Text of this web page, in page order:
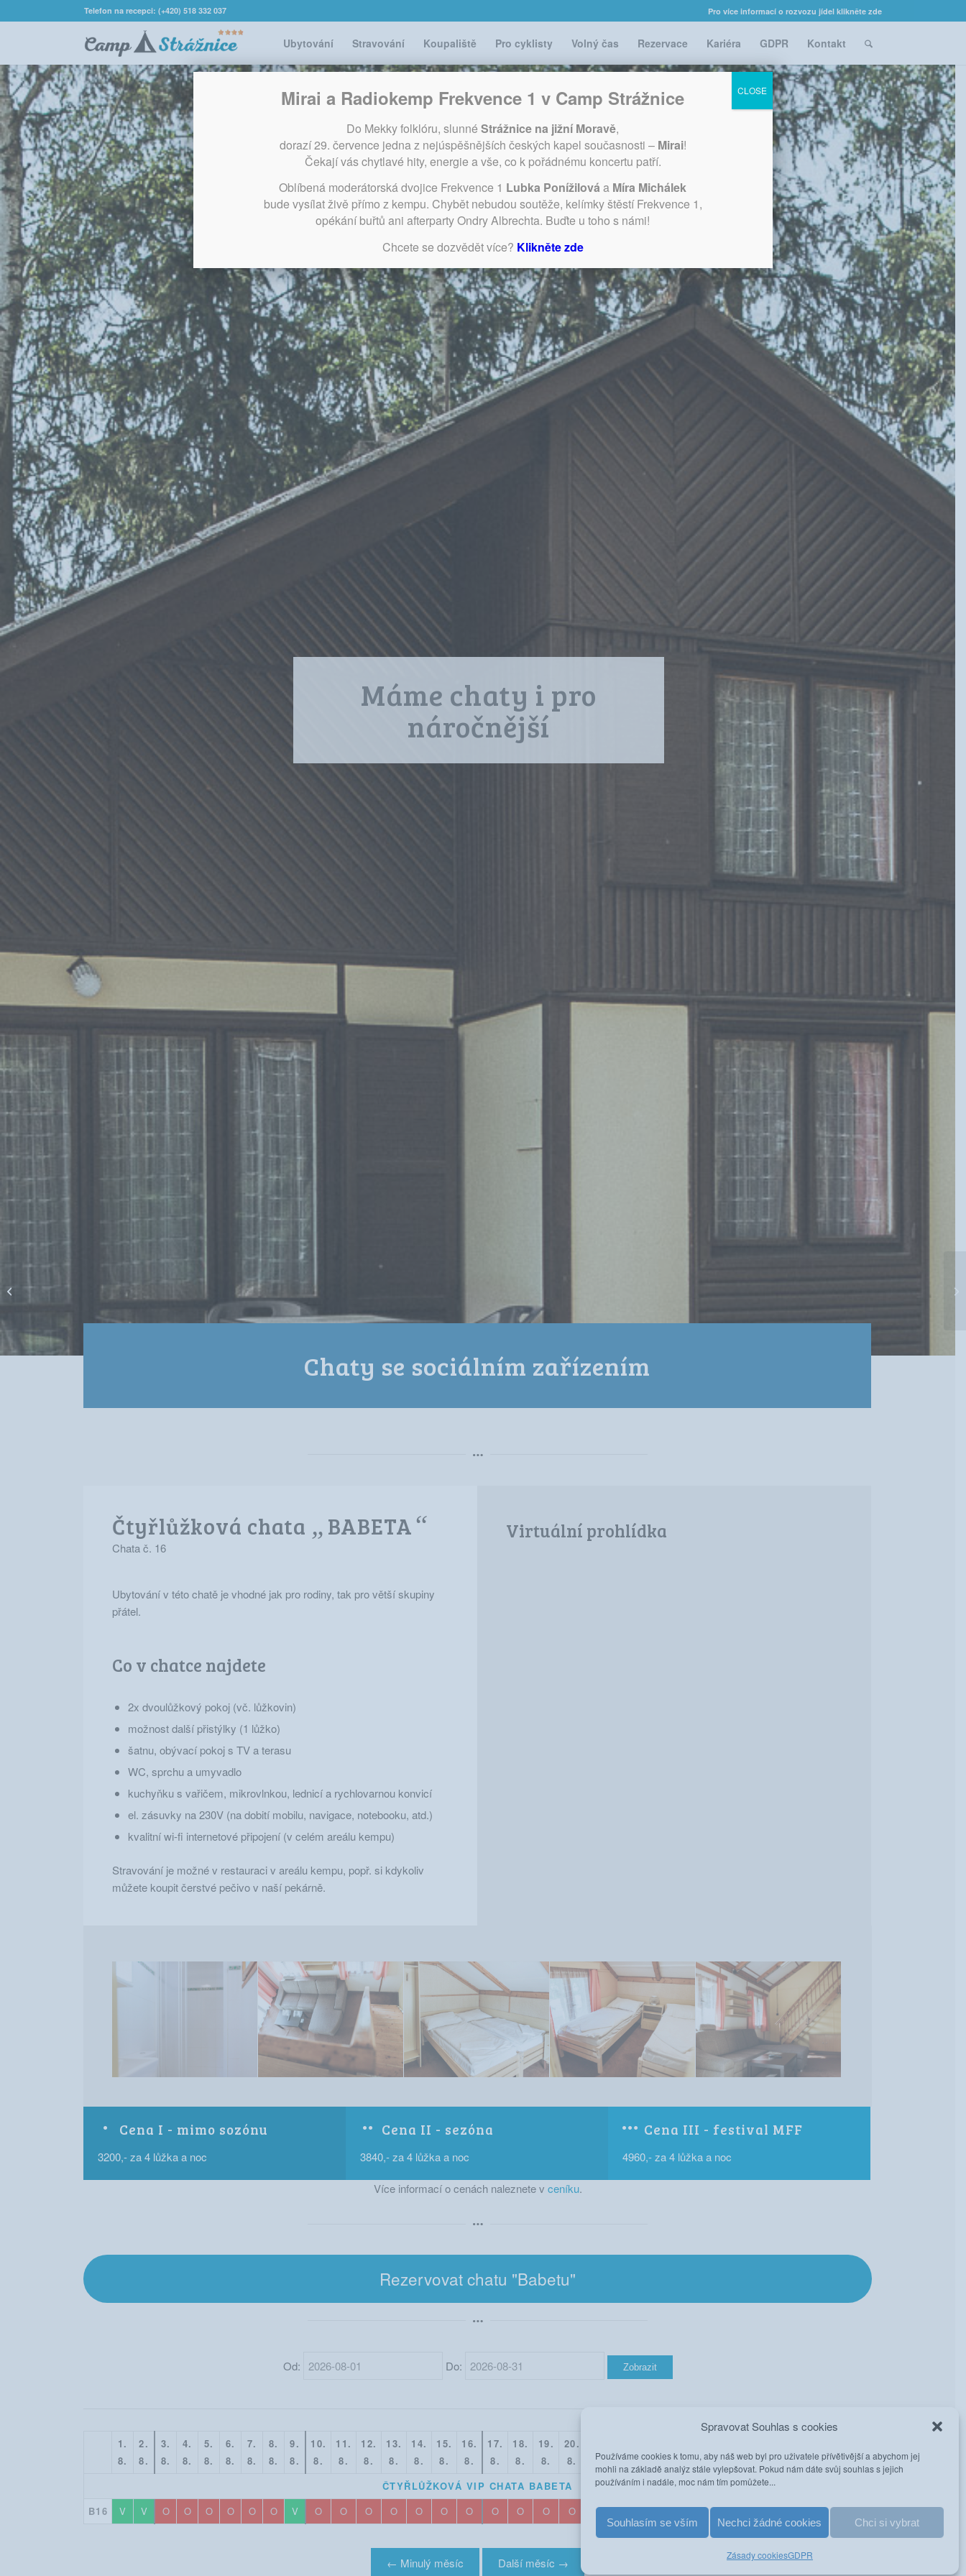
Spravovat Souhlas s cookies
Používáme cookies k tomu, aby náš web byl pro uživatele přívětivější a abychom jej
mohli na základě analýz stále vylepšovat. Pokud nám dáte svůj souhlas s jejich
používáním i nadále, moc nám tím pomůžete...
Souhlasím se vším Nechci žádné cookies Chci si vybrat
Zásady cookiesGDPR
Pro více informací o rozvozu jídel klikněte zde
Telefon na recepci: (+420) 518 332 037
Ubytování Stravování Koupaliště Pro cyklisty Volný čas Rezervace Kariéra GDPR Kontakt
Máme chaty i pro
náročnější
Chaty se sociálním zařízením
Čtyřlůžková chata „ BABETA “
Chata č. 16
Ubytování v této chatě je vhodné jak pro rodiny, tak pro větší skupiny
přátel.
Co v chatce najdete
2x dvoulůžkový pokoj (vč. lůžkovin)
možnost další přistýlky (1 lůžko)
šatnu, obývací pokoj s TV a terasu
WC, sprchu a umyvadlo
kuchyňku s vařičem, mikrovlnkou, lednicí a rychlovarnou konvicí
el. zásuvky na 230V (na dobití mobilu, navigace, notebooku, atd.)
kvalitní wi-fi internetové připojení (v celém areálu kempu)
Stravování je možné v restauraci v areálu kempu, popř. si kdykoliv
můžete koupit čerstvé pečivo v naší pekárně.
Virtuální prohlídka
Cena I - mimo sozónu
3200,- za 4 lůžka a noc
Cena II - sezóna
3840,- za 4 lůžka a noc
Cena III - festival MFF
4960,- za 4 lůžka a noc
Více informací o cenách naleznete v ceníku.
Rezervovat chatu "Babetu"
Od: Do:
1.
8.
2.
8.
3.
8.
4.
8.
5.
8.
6.
8.
7.
8.
8.
8.
9.
8.
10.
8.
11.
8.
12.
8.
13.
8.
14.
8.
15.
8.
16.
8.
17.
8.
18.
8.
19.
8.
20.
8.
8.
8.
8.
8.
8.
8.
8.
8.
8.
8.
8.
ČTYŘLŮŽKOVÁ VIP CHATA BABETA
B16
V V O O O O O O V O O O O O O O O O O O O O O O O O O O O V V
← Minulý měsíc Další měsíc →
Dvoulůžková chata
Mirai a Radiokemp Frekvence 1 v Camp Strážnice
Do Mekky folklóru, slunnéStrážnice na jižní Moravě,
dorazí 29. července jedna z nejúspěšnějších českých kapel současnosti – Mirai!
Čekají vás chytlavé hity, energie a vše, co k pořádnému koncertu patří.
Oblíbená moderátorská dvojice Frekvence 1 Lubka Ponížilová a Míra Michálek
bude vysílat živě přímo z kempu. Chybět nebudou soutěže, kelímky štěstí Frekvence 1,
opékání buřtů ani afterparty Ondry Albrechta. Buďte u toho s námi!
Chcete se dozvědět více? Klikněte zde
CLOSE